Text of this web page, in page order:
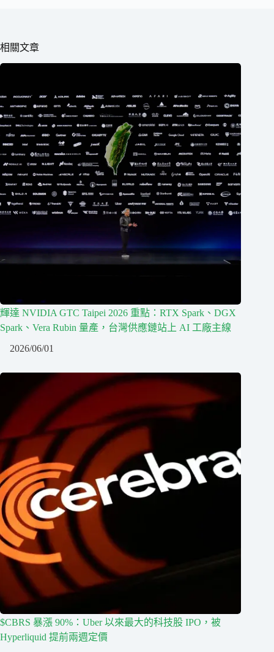
相關文章
輝達 NVIDIA GTC Taipei 2026 重點：RTX Spark、DGX
Spark、Vera Rubin 量產，台灣供應鏈站上 AI 工廠主線
2026/06/01
$CBRS 暴漲 90%：Uber 以來最大的科技股 IPO，被
Hyperliquid 提前兩週定價